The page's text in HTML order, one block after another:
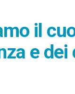
il
e dei